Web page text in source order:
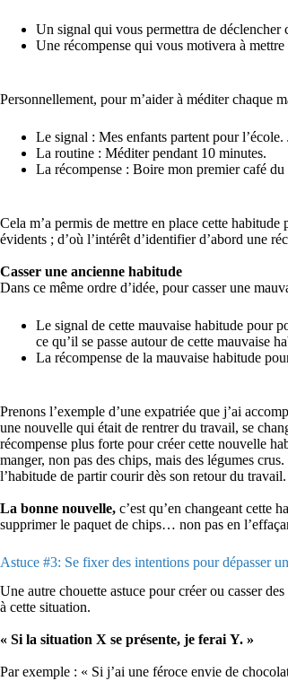
Un signal qui vous permettra de déclencher
Une récompense qui vous motivera à
Personnellement, pour m’aider à méditer chaque
Le signal : Mes enfants partent pour l’école.
La routine : Méditer pendant 10 minutes.
La récompense : Boire mon premier café
Cela m’a permis de mettre en place cette
évidents ; d’où l’intérêt d’identifier d’abord une
Casser une ancienne habitude
Dans ce même ordre d’idée, pour casser une
Le signal de cette mauvaise habitude pour
ce qu’il se passe autour de cette mauvaise
La récompense de la mauvaise habitude
Prenons l’exemple d’une expatriée que j’ai
une nouvelle qui était de rentrer du travail, se
récompense plus forte pour créer cette nouvelle
manger, non pas des chips, mais des légumes
l’habitude de partir courir dès son retour du
La bonne nouvelle, c’est qu’en changeant cette
supprimer le paquet de chips… non pas en
Astuce #3: Se fixer des intentions pour dépasser
Une autre chouette astuce pour créer ou casser
à cette situation.
« Si la situation X se présente, je ferai Y. »
Par exemple : « Si j’ai une féroce envie de